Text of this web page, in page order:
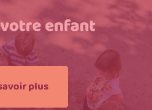
enfant
plus